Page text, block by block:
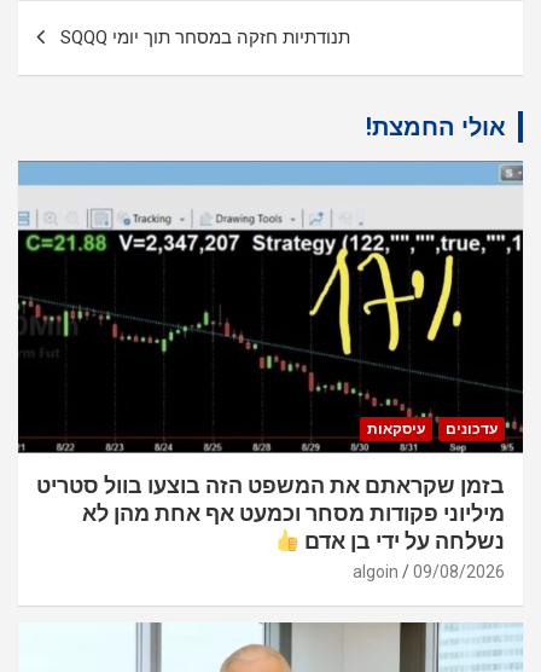
תנודתיות חזקה במסחר תוך יומי SQQQ
אולי החמצת!
עדכונים עיסקאות
בזמן שקראתם את המשפט הזה בוצעו בוול סטריט
מיליוני פקודות מסחר וכמעט אף אחת מהן לא
נשלחה על ידי בן אדם
09/08/2026
algoin